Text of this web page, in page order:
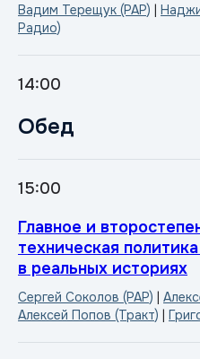
Вадим Терещук (РАР) |
Радио)
14:00
Обед
15:00
Главное и
техническая
в реальных историях
Сергей Соколов (РАР) |
Алексей Попов (Тракт) |